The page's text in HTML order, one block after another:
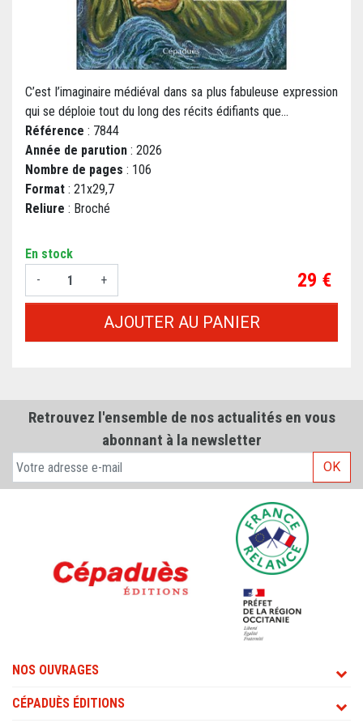
C’est l’imaginaire médiéval dans sa plus fabuleuse expression
qui se déploie tout du long des récits édifiants que...
Référence : 7844
Année de parution : 2026
Nombre de pages : 106
Format : 21x29,7
Reliure : Broché
En stock
-
+ Prix
29 €
AJOUTER AU PANIER
Retrouvez l'ensemble de nos actualités en vous
abonnant à la newsletter
OK
NOS OUVRAGES
CÉPADUÈS ÉDITIONS